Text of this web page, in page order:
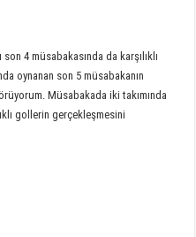
4 müsabakasında da karşılıklı
oynanan son 5 müsabakanın
Müsabakada iki takımında
gollerin gerçekleşmesini